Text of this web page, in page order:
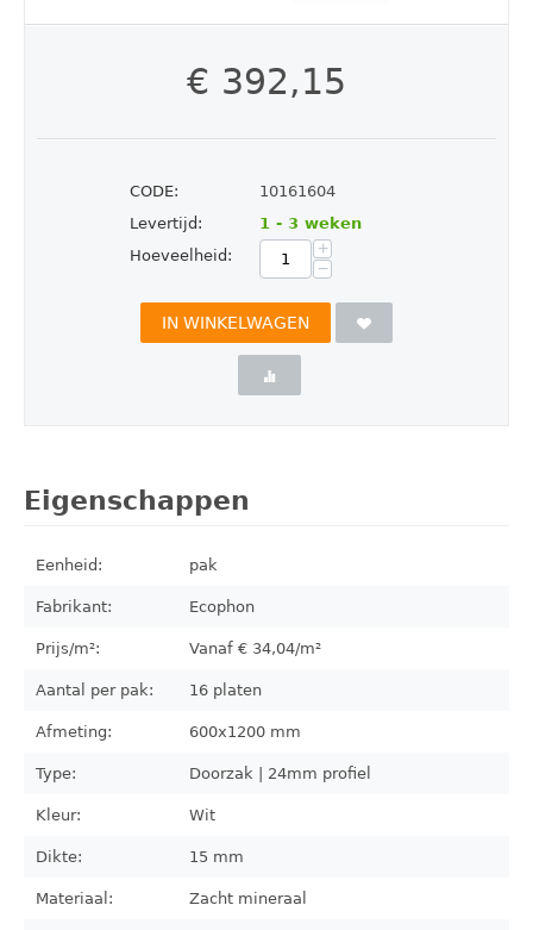
€ 392,15
CODE:
10161604
Levertijd:
1 - 3 weken
Hoeveelheid:
+
−
IN WINKELWAGEN
Eigenschappen
Eenheid: pak
Fabrikant: Ecophon
Prijs/m²: Vanaf € 34,04/m²
Aantal per pak: 16 platen
Afmeting: 600x1200 mm
Type: Doorzak | 24mm profiel
Kleur: Wit
Dikte: 15 mm
Materiaal: Zacht mineraal